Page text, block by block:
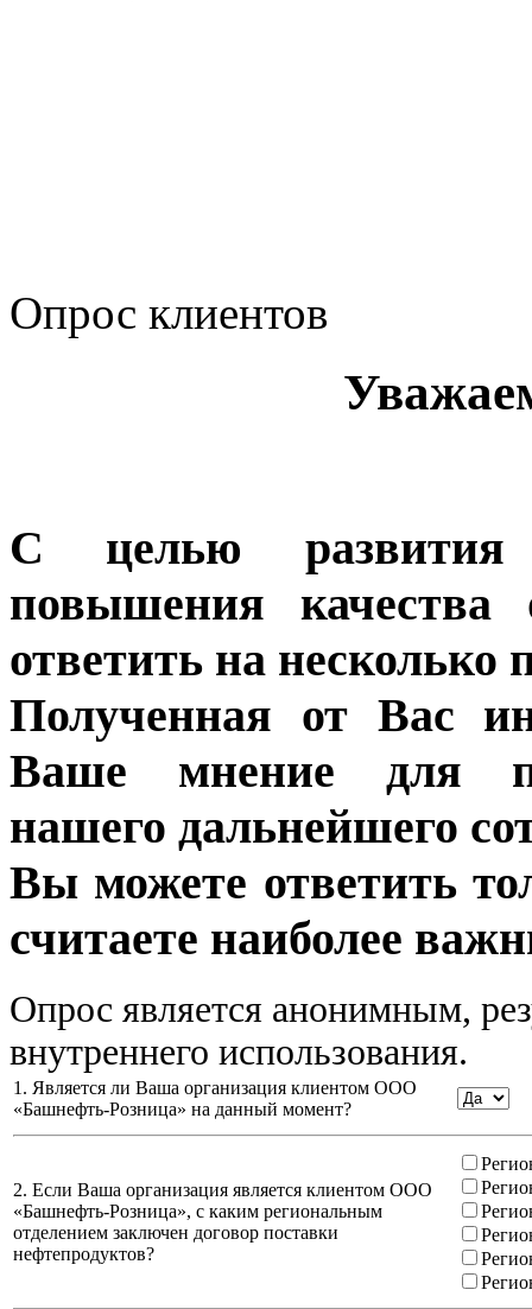
Опрос клиентов
С целью развития
повышения качества
ответить на несколько
Полученная от Вас
Ваше мнение для
нашего дальнейшего
Вы можете ответить
считаете наиболее
Опрос является анонимным,
внутреннего использования.
1. Является ли Ваша организация клиентом ООО
«Башнефть-Розница» на данный момент?
2. Если Ваша организация является клиентом ООО
«Башнефть-Розница», с каким региональным
отделением заключен договор поставки
нефтепродуктов?